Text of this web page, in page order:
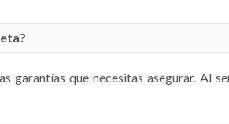
garantías que necesitas asegurar. Al